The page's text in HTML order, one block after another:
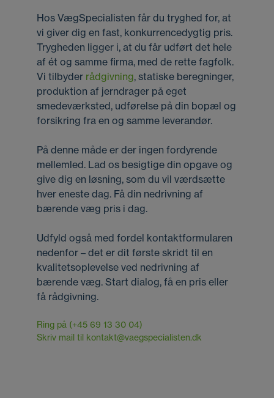
Hos VægSpecialisten får du tryghed for, at
vi giver dig en fast, konkurrencedygtig pris.
Trygheden ligger i, at du får udført det hele
af ét og samme firma, med de rette fagfolk.
Vi tilbyder rådgivning, statiske beregninger,
produktion af jerndrager på eget
smedeværksted, udførelse på din bopæl og
forsikring fra en og samme leverandør.
På denne måde er der ingen fordyrende
mellemled. Lad os besigtige din opgave og
give dig en løsning, som du vil værdsætte
hver eneste dag. Få din nedrivning af
bærende væg pris i dag.
Udfyld også med fordel kontaktformularen
nedenfor – det er dit første skridt til en
kvalitetsoplevelse ved nedrivning af
bærende væg. Start dialog, få en pris eller
få rådgivning.
Ring på (+45 69 13 30 04)
Skriv mail til kontakt@vaegspecialisten.dk